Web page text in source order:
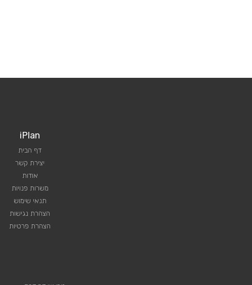
iPlan
דף הבית
יצירת קשר
אודות
משרות פנויות
תנאי שימוש
הצהרת נגישות
הצהרת פרטיות